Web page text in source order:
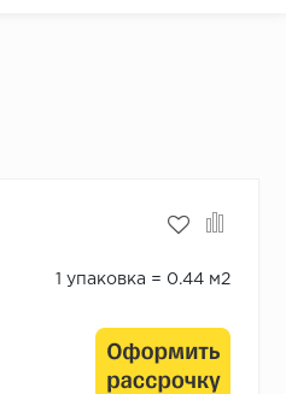
1 упаковка = 0.44 м2